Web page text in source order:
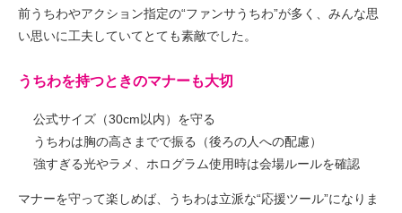
前うちわやアクション指定の“ファンサうちわ”が多く、みんな思
い思いに工夫していてとても素敵でした。
うちわを持つときのマナーも大切
公式サイズ（30cm以内）を守る
うちわは胸の高さまでで振る（後ろの人への配慮）
強すぎる光やラメ、ホログラム使用時は会場ルールを確認
マナーを守って楽しめば、うちわは立派な“応援ツール”になりま